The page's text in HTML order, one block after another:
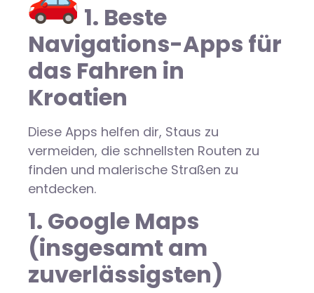
1. Beste
Navigations-Apps für
das Fahren in
Kroatien
Diese Apps helfen dir, Staus zu
vermeiden, die schnellsten Routen zu
finden und malerische Straßen zu
entdecken.
1. Google Maps
(insgesamt am
zuverlässigsten)